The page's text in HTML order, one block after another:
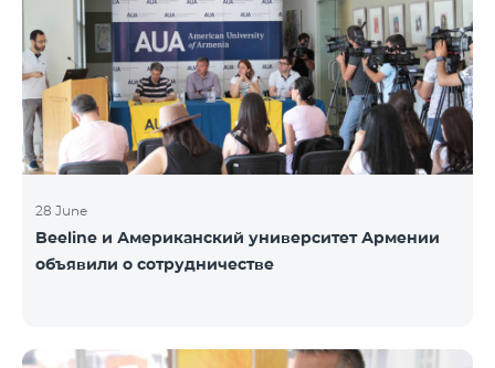
мероприятий в Армении в совершенно новом
формате. Он предоставляет возможность
приобрести знания об актуальных и интересных
темах и познакомиться с ведущими
специалистами разных сфер, с
28 June
Beeline и Американский университет Армении
объявили о сотрудничестве